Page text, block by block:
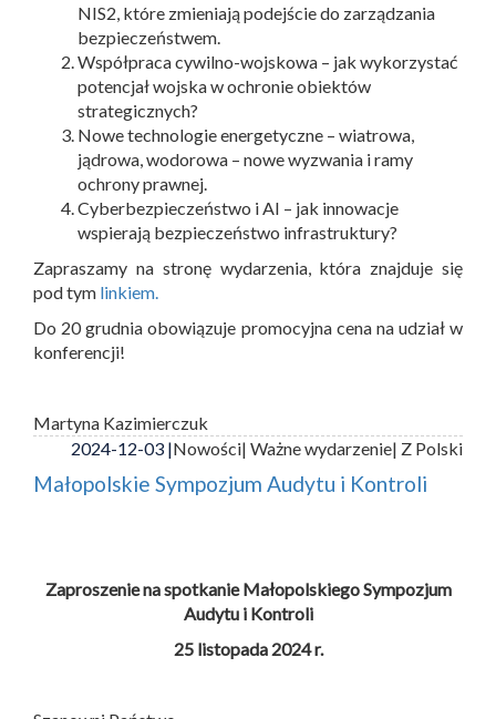
NIS2, które zmieniają podejście do zarządzania
bezpieczeństwem.
Współpraca cywilno-wojskowa – jak wykorzystać
potencjał wojska w ochronie obiektów
strategicznych?
Nowe technologie energetyczne – wiatrowa,
jądrowa, wodorowa – nowe wyzwania i ramy
ochrony prawnej.
Cyberbezpieczeństwo i AI – jak innowacje
wspierają bezpieczeństwo infrastruktury?
Zapraszamy na stronę wydarzenia, która znajduje się
pod tym linkiem.
Do 20 grudnia obowiązuje promocyjna cena na udział w
konferencji!
Martyna Kazimierczuk
2024-12-03 |Nowości| Ważne wydarzenie| Z Polski
Małopolskie Sympozjum Audytu i Kontroli
Zaproszenie na spotkanie Małopolskiego Sympozjum
Audytu i Kontroli
25 listopada 2024 r.